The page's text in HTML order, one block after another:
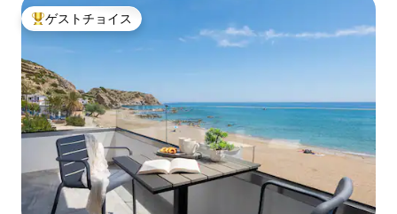
大好評のゲストチョイスです。
ゲストチョイス